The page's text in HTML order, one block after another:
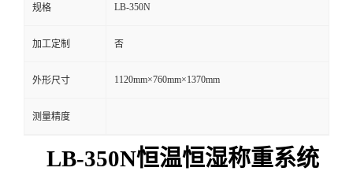
规格 LB-350N
加工定制 否
外形尺寸 1120mm×760mm×1370mm
测量精度
LB-350N恒温恒湿称重系统